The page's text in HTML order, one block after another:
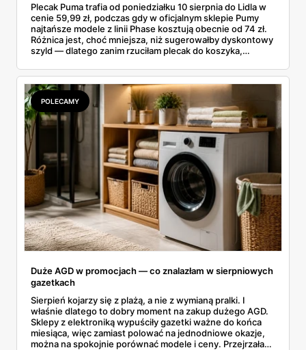
Plecak Puma trafia od poniedziałku 10 sierpnia do Lidla w
cenie 59,99 zł, podczas gdy w oficjalnym sklepie Pumy
najtańsze modele z linii Phase kosztują obecnie od 74 zł.
Różnica jest, choć mniejsza, niż sugerowałby dyskontowy
szyld — dlatego zanim rzuciłam plecak do koszyka,
rozpiska: co dokładnie sprzedaje Lidl, ile kosztują
odpowiedniki u producenta i komu ten zakup naprawdę
się opłaci.
POLECAMY
Duże AGD w promocjach — co znalazłam w sierpniowych
gazetkach
Sierpień kojarzy się z plażą, a nie z wymianą pralki. I
właśnie dlatego to dobry moment na zakup dużego AGD.
Sklepy z elektroniką wypuściły gazetki ważne do końca
miesiąca, więc zamiast polować na jednodniowe okazje,
można na spokojnie porównać modele i ceny. Przejrzałam